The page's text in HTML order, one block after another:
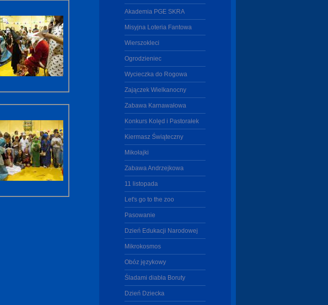
Akademia PGE SKRA
Misyjna Loteria Fantowa
Wierszokleci
Ogrodzieniec
Wycieczka do Rogowa
Zajączek Wielkanocny
Zabawa Karnawałowa
Konkurs Kolęd i Pastorałek
Kiermasz Świąteczny
Mikołajki
Zabawa Andrzejkowa
11 listopada
Let's go to the zoo
Pasowanie
Dzień Edukacji Narodowej
Mikrokosmos
Obóz językowy
Śladami diabła Boruty
Dzień Dziecka